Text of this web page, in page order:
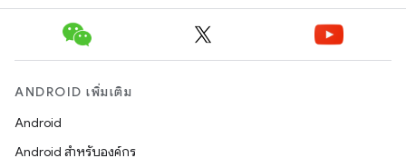
ANDROID เพิ่มเติม
Android
Android สำหรับองค์กร